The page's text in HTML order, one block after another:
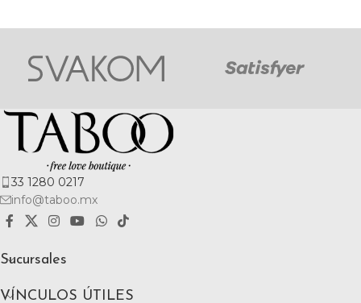
33 1280 0217
info@taboo.mx
Sucursales
VÍNCULOS ÚTILES